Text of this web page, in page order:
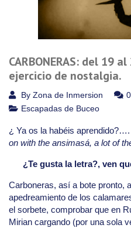
CARBONERAS: del 19
ejercicio de nostalgia.
By Zona de Inmersion
Escapadas de Buceo
¿ Ya os la habéis aprendido?….
on with the ansimasá, a lot of
¿Te gusta la letra?, ven
Carboneras, así a bote pronto,
apedreamiento de los
el sorbete, comprobar que en
Mirian cargando (por una sola